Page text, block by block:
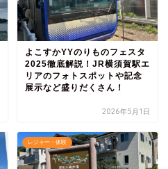
よこすかYYのりものフェスタ
2025徹底解説！JR横須賀駅エ
リアのフォトスポットや記念
展示など盛りだくさん！
2026年5月1日
レジャー・体験